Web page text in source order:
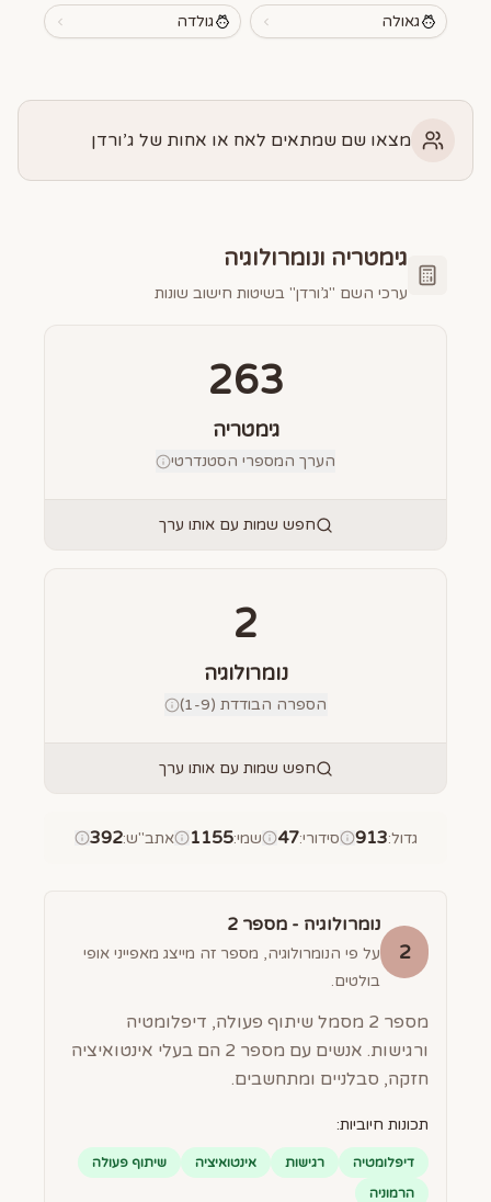
גאולה גולדה
מצאו שם שמתאים לאח או אחות של ג’ורדן
גימטריה ונומרולוגיה
ערכי השם "ג’ורדן" בשיטות חישוב שונות
263
גימטריה
הערך המספרי הסטנדרטי
חפש שמות עם אותו ערך
2
נומרולוגיה
הספרה הבודדת (1-9)
חפש שמות עם אותו ערך
גדול:
913 סידורי:
47 שמי:
1155 אתב"ש:
392
2
נומרולוגיה - מספר 2
על פי הנומרולוגיה, מספר זה מייצג מאפייני אופי
בולטים.
מספר 2 מסמל שיתוף פעולה, דיפלומטיה
ורגישות. אנשים עם מספר 2 הם בעלי אינטואיציה
חזקה, סבלניים ומתחשבים.
תכונות חיוביות:
דיפלומטיה רגישות אינטואיציה
שיתוף פעולה
הרמוניה